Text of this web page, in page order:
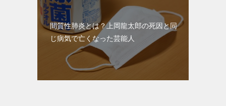
間質性肺炎とは？上岡龍太郎の死因と同
じ病気で亡くなった芸能人